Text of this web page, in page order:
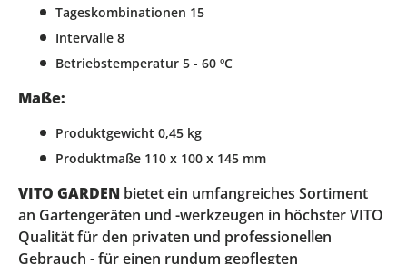
Tageskombinationen 15
Intervalle 8
Betriebstemperatur 5 - 60 ºC
Maße:
Produktgewicht 0,45 kg
Produktmaße 110 x 100 x 145 mm
VITO GARDEN bietet ein umfangreiches Sortiment
an Gartengeräten und -werkzeugen in höchster VITO
Qualität für den privaten und professionellen
Gebrauch - für einen rundum gepflegten